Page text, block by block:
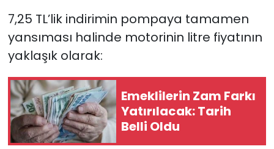
7,25 TL’lik indirimin pompaya tamamen
yansıması halinde motorinin litre fiyatının
yaklaşık olarak:
Emeklilerin Zam Farkı
Yatırılacak: Tarih
Belli Oldu